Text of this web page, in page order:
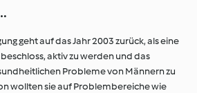
geht auf das Jahr 2003 zurück, als eine
aktiv zu werden und das
Probleme von Männern zu
wollten sie auf Problembereiche wie